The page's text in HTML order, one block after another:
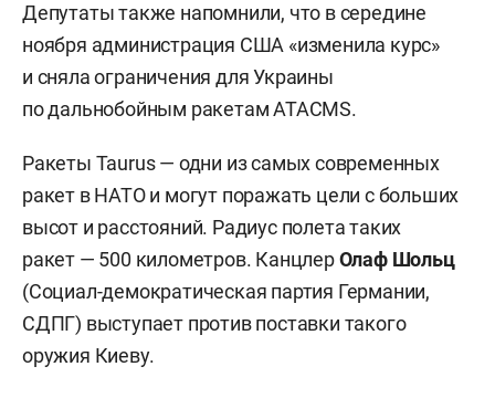
Депутаты также напомнили, что в середине
ноября администрация США «изменила курс»
и сняла ограничения для Украины
по дальнобойным ракетам ATACMS.
Ракеты Taurus — одни из самых современных
ракет в НАТО и могут поражать цели с больших
высот и расстояний. Радиус полета таких
ракет — 500 километров. КанцлерОлаф Шольц
(Социал-демократическая партия Германии,
СДПГ) выступает против поставки такого
оружия Киеву.